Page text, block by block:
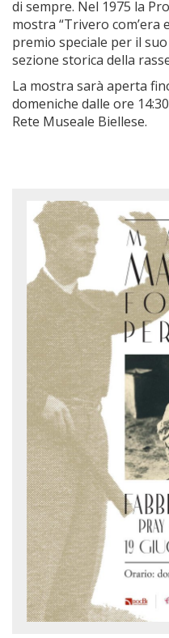
di sempre. Nel 1975 la
mostra “Trivero com’era
premio speciale per il
sezione storica della
La mostra sarà aperta
domeniche dalle ore
Rete Museale Biellese.